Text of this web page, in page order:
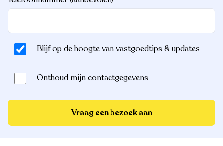
Blijf op de hoogte van vastgoedtips & updates
Onthoud mijn contactgegevens
Vraag een bezoek aan